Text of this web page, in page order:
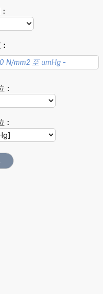
：
︰